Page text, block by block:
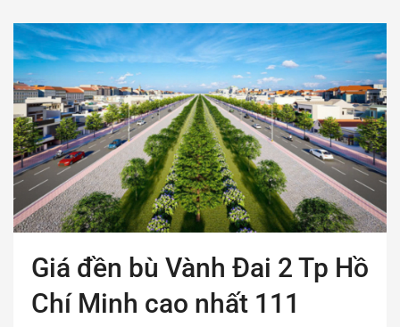
Giá đền bù Vành Đai 2 Tp Hồ
Chí Minh cao nhất 111